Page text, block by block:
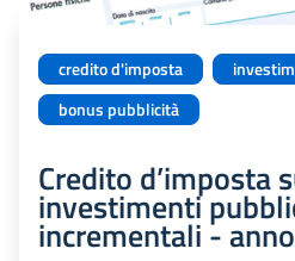
credito d'imposta
bonus pubblicità
Credito d’imposta
investimenti
incrementali -